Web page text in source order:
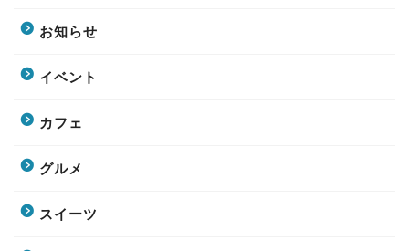
お知らせ
イベント
カフェ
グルメ
スイーツ